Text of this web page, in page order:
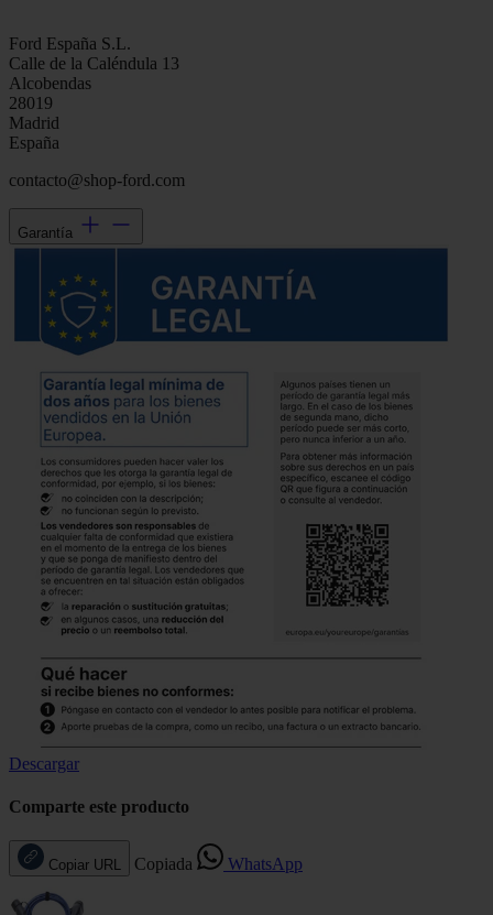
Ford España S.L.
Calle de la Caléndula 13
Alcobendas
28019
Madrid
España
contacto@shop-ford.com
Garantía
Descargar
Comparte este producto
Copiar URL Copiada WhatsApp